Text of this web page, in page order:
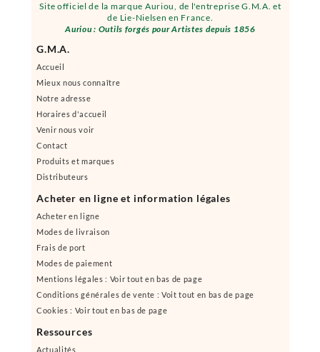
Site officiel de la marque Auriou, de l'entreprise G.M.A. et
de Lie-Nielsen en France.
Auriou : Outils forgés pour Artistes depuis 1856
G.M.A.
Accueil
Mieux nous connaître
Notre adresse
Horaires d'accueil
Venir nous voir
Contact
Produits et marques
Distributeurs
Acheter en ligne et information légales
Acheter en ligne
Modes de livraison
Frais de port
Modes de paiement
Mentions légales : Voir tout en bas de page
Conditions générales de vente : Voit tout en bas de page
Cookies : Voir tout en bas de page
Ressources
Actualités